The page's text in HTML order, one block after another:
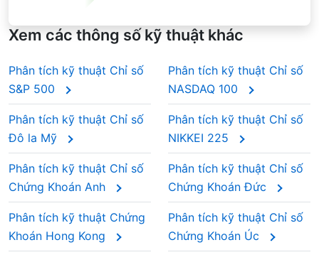
Xem các thông số kỹ thuật khác
Phân tích kỹ thuật Chỉ số
S&P 500
Phân tích kỹ thuật Chỉ số
NASDAQ 100
Phân tích kỹ thuật Chỉ số
Đô la Mỹ
Phân tích kỹ thuật Chỉ số
NIKKEI 225
Phân tích kỹ thuật Chỉ số
Chứng Khoán Anh
Phân tích kỹ thuật Chỉ số
Chứng Khoán Đức
Phân tích kỹ thuật Chứng
Khoán Hong Kong
Phân tích kỹ thuật Chỉ số
Chứng Khoán Úc